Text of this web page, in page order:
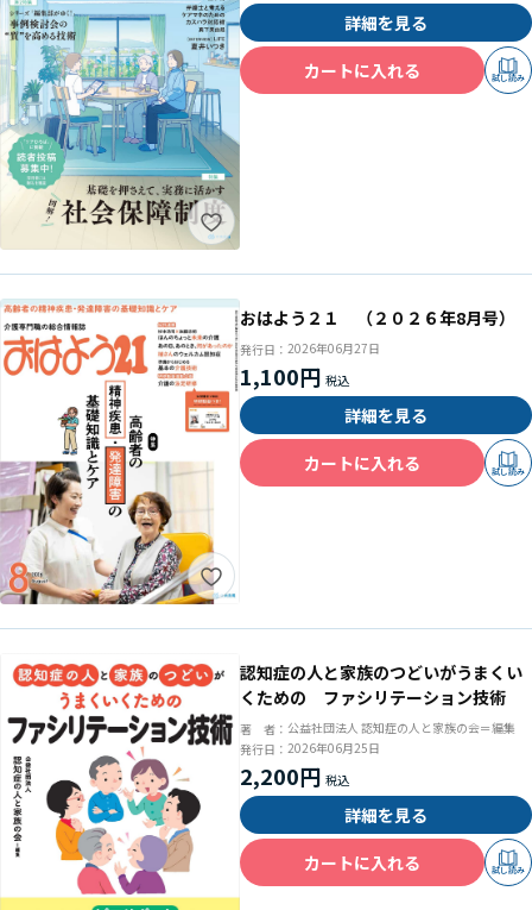
詳細を見る
カートに入れる
試し読み
おはよう２１ （２０２６年8月号）
発行日： 2026年06月27日
1,100円
詳細を見る
カートに入れる
試し読み
認知症の人と家族のつどいがうまくい
くための ファシリテーション技術
著 者： 公益社団法人 認知症の人と家族の会＝編集
発行日： 2026年06月25日
2,200円
詳細を見る
カートに入れる
試し読み